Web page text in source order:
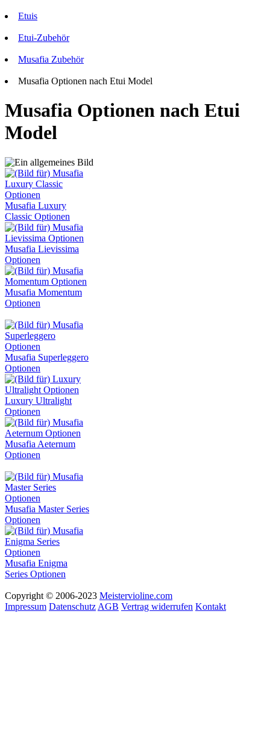
Etuis
Etui-Zubehör
Musafia Zubehör
Musafia Optionen nach Etui Model
Musafia Optionen nach Etui
Model
Musafia Luxury
Classic Optionen
Musafia Lievissima
Optionen
Musafia Momentum
Optionen
Musafia Superleggero
Optionen
Luxury Ultralight
Optionen
Musafia Aeternum
Optionen
Musafia Master Series
Optionen
Musafia Enigma
Series Optionen
Copyright © 2006-2023 Meistervioline.com
Impressum Datenschutz AGB Vertrag widerrufen Kontakt